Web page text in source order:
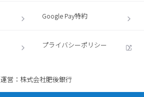
Google Pay特約
プライバシーポリシー
運営：株式会社肥後銀行